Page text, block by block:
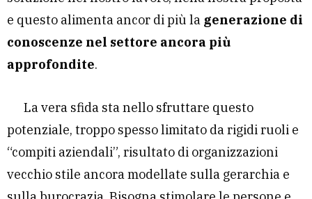
e questo alimenta ancor di più la generazione di
conoscenze nel settore ancora più
approfondite.
La vera sfida sta nello sfruttare questo
potenziale, troppo spesso limitato da rigidi ruoli e
“compiti aziendali”, risultato di organizzazioni
vecchio stile ancora modellate sulla gerarchia e